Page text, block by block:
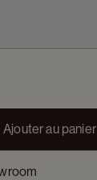
Ajouter au panier